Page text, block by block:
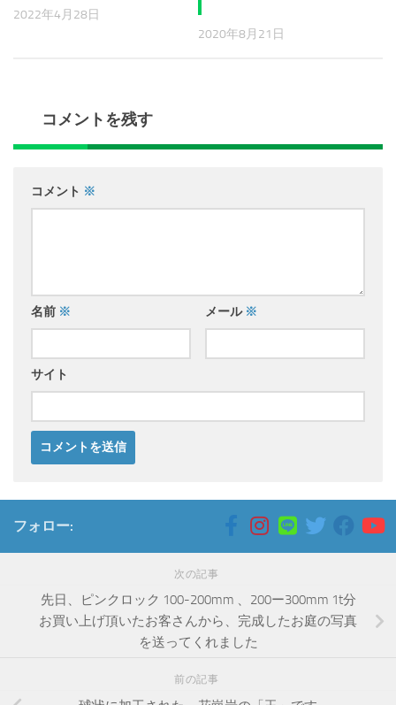
2022年4月28日
2020年8月21日
コメントを残す
コメント ※
名前 ※ メール ※
サイト
フォロー:
次の記事
先日、ピンクロック 100-200mm 、200ー300mm 1t分
お買い上げ頂いたお客さんから、完成したお庭の写真
を送ってくれました
前の記事